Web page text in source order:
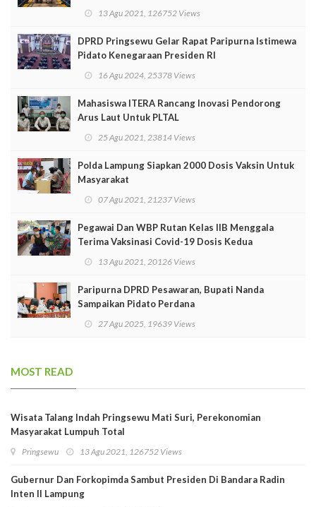
13 Agu 2021, 126752 Views
DPRD Pringsewu Gelar Rapat Paripurna Istimewa
Pidato Kenegaraan Presiden RI
16 Agu 2024, 25378 Views
Mahasiswa ITERA Rancang Inovasi Pendorong
Arus Laut Untuk PLTAL
25 Agu 2021, 23814 Views
Polda Lampung Siapkan 2000 Dosis Vaksin Untuk
Masyarakat
07 Agu 2021, 21237 Views
Pegawai Dan WBP Rutan Kelas IIB Menggala
Terima Vaksinasi Covid-19 Dosis Kedua
13 Agu 2021, 20126 Views
Paripurna DPRD Pesawaran, Bupati Nanda
Sampaikan Pidato Perdana
27 Agu 2025, 19639 Views
MOST READ
Wisata Talang Indah Pringsewu Mati Suri, Perekonomian
Masyarakat Lumpuh Total
Pringsewu 13 Agu 2021, 126752 Views
Gubernur Dan Forkopimda Sambut Presiden Di Bandara Radin
Inten II Lampung